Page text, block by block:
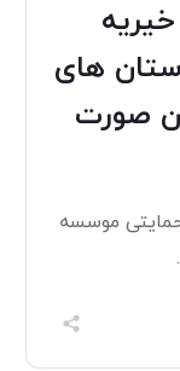
های
صورت
موسسه